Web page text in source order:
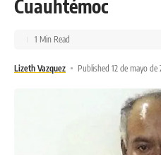
Cuauhtémoc
Lizeth Vazquez Published 12 de mayo de
1 Min Read